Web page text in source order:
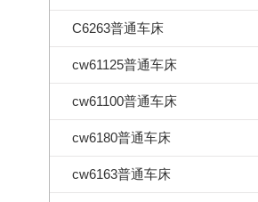
C6263普通车床
cw61125普通车床
cw61100普通车床
cw6180普通车床
cw6163普通车床